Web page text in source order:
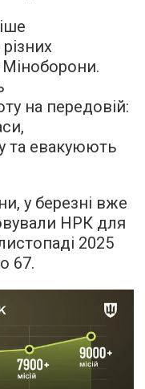
на передовій:
та евакуюють
у березні вже
НРК для
2025
67.